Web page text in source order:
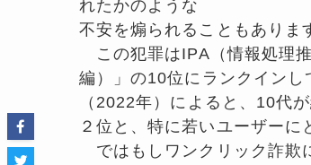
れたかのような
不安を煽られることもありま
この犯罪はIPA（情報処理
編）」の10位にランクイン
（2022年）によると、10代
２位と、特に若いユーザーに
ではもしワンクリック詐欺